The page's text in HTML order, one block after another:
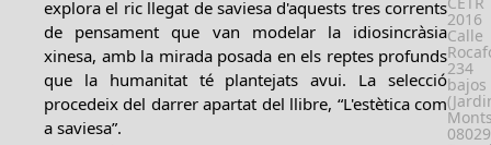
explora el ric llegat de saviesa d'aquests tres corrents
de pensament que van modelar la idiosincràsia
xinesa, amb la mirada posada en els reptes profunds
que la humanitat té plantejats avui. La selecció
procedeix del darrer apartat del llibre, “L'estètica com
a saviesa”.
2016
Calle
234
bajos
08029